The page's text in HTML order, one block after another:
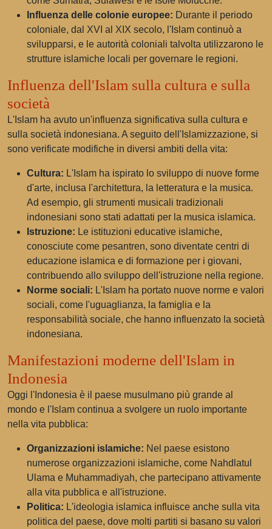
Influenza delle colonie europee: Durante il periodo
coloniale, dal XVI al XIX secolo, l'Islam continuò a
svilupparsi, e le autorità coloniali talvolta utilizzarono le
strutture islamiche locali per governare le regioni.
Influenza dell'Islam sulla cultura e sulla
società
L'Islam ha avuto un'influenza significativa sulla cultura e
sulla società indonesiana. A seguito dell'Islamizzazione, si
sono verificate modifiche in diversi ambiti della vita:
Cultura: L'Islam ha ispirato lo sviluppo di nuove forme
d'arte, inclusa l'architettura, la letteratura e la musica.
Ad esempio, gli strumenti musicali tradizionali
indonesiani sono stati adattati per la musica islamica.
Istruzione: Le istituzioni educative islamiche,
conosciute come pesantren, sono diventate centri di
educazione islamica e di formazione per i giovani,
contribuendo allo sviluppo dell'istruzione nella regione.
Norme sociali: L'Islam ha portato nuove norme e valori
sociali, come l'uguaglianza, la famiglia e la
responsabilità sociale, che hanno influenzato la società
indonesiana.
Manifestazioni moderne dell'Islam in
Indonesia
Oggi l'Indonesia è il paese musulmano più grande al
mondo e l'Islam continua a svolgere un ruolo importante
nella vita pubblica:
Organizzazioni islamiche: Nel paese esistono
numerose organizzazioni islamiche, come Nahdlatul
Ulama e Muhammadiyah, che partecipano attivamente
alla vita pubblica e all'istruzione.
Politica: L'ideologia islamica influisce anche sulla vita
politica del paese, dove molti partiti si basano su valori